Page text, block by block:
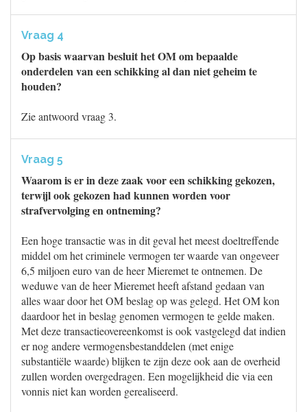
Vraag 4
Op basis waarvan besluit het OM om bepaalde
onderdelen van een schikking al dan niet geheim te
houden?
Zie antwoord vraag 3.
Vraag 5
Waarom is er in deze zaak voor een schikking gekozen,
terwijl ook gekozen had kunnen worden voor
strafvervolging en ontneming?
Een hoge transactie was in dit geval het meest doeltreffende
middel om het criminele vermogen ter waarde van ongeveer
6,5 miljoen euro van de heer Mieremet te ontnemen. De
weduwe van de heer Mieremet heeft afstand gedaan van
alles waar door het OM beslag op was gelegd. Het OM kon
daardoor het in beslag genomen vermogen te gelde maken.
Met deze transactieovereenkomst is ook vastgelegd dat indien
er nog andere vermogensbestanddelen (met enige
substantiële waarde) blijken te zijn deze ook aan de overheid
zullen worden overgedragen. Een mogelijkheid die via een
vonnis niet kan worden gerealiseerd.